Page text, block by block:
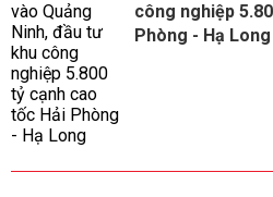
công nghiệp
Phòng - Hạ Long